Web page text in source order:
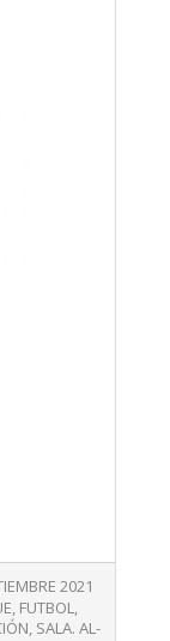
2021
, FUTBOL,
, SALA. AL-